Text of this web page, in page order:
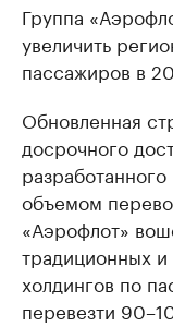
Группа
увеличить
пассажиров в
Обновленная
досрочного
объемом
«Аэрофлот»
традиционных
холдингов по
перевезти